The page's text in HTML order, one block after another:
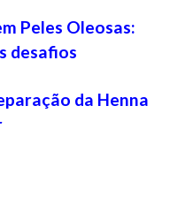
Peles Oleosas:
desafios
da Henna